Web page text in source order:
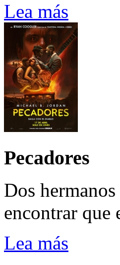
Lea más
Pecadores
Dos
encontrar que
Lea más